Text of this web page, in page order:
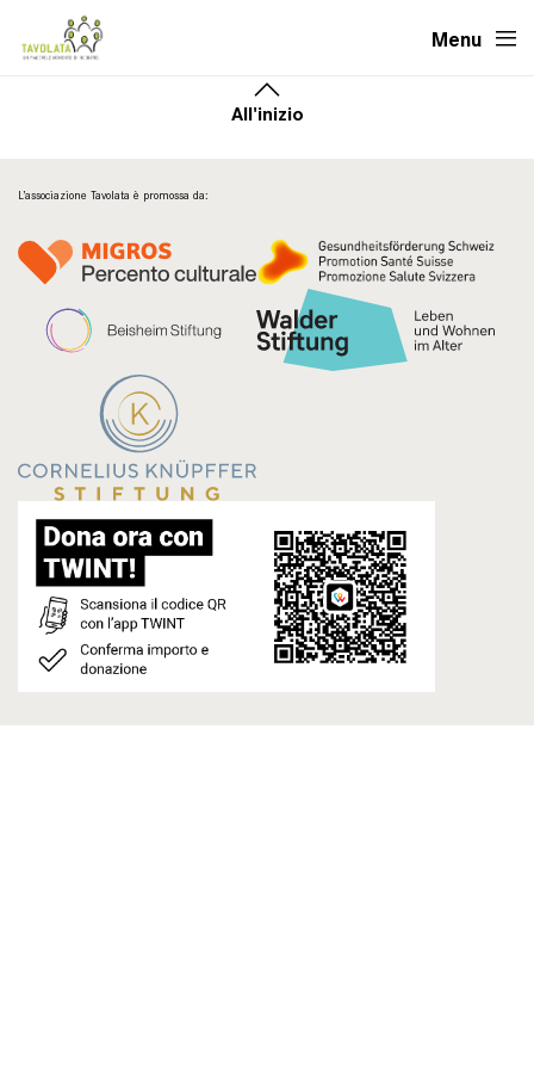
Menu
All'inizio
L’associazione Tavolata è promossa da: